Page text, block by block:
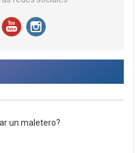
un maletero?